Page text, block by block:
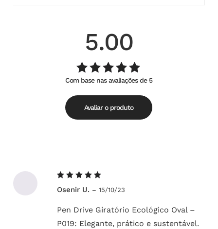
5.00
Avaliação
5.00de
5
Com base nas avaliações de 5
Avaliar o produto
5de 5
Osenir U. – 15/10/23
Pen Drive Giratório Ecológico Oval –
P019: Elegante, prático e sustentável.